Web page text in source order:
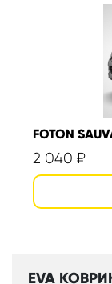
FOTON
2 040 ₽
EVA